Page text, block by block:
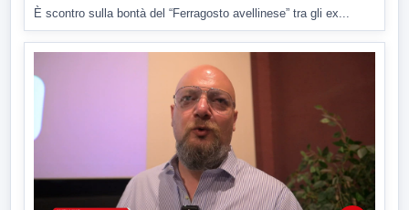
È scontro sulla bontà del “Ferragosto avellinese” tra gli ex...